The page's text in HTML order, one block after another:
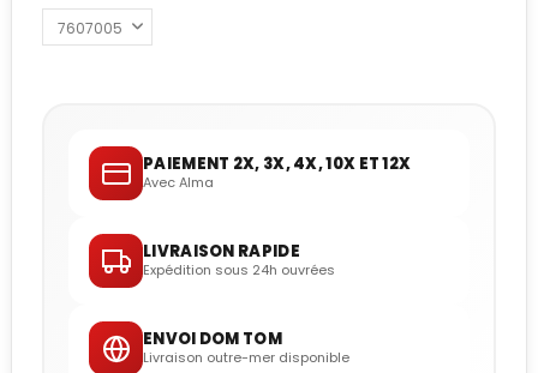
PAIEMENT 2X, 3X, 4X, 10X ET 12X
Avec Alma
LIVRAISON RAPIDE
Expédition sous 24h ouvrées
ENVOI DOM TOM
Livraison outre-mer disponible